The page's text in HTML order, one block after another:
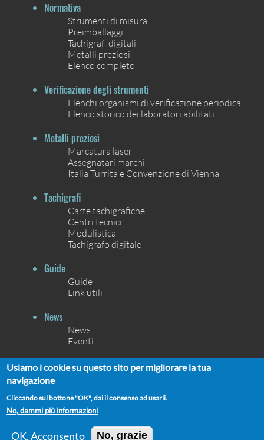
Normativa
Strumenti di misura
Preimballaggi
Tachigrafi digitali
Metalli preziosi
Elenco completo
Verificazione degli strumenti
Elenchi organismi di verificazione periodica
Elenco storico dei laboratori abilitati
Metalli preziosi
Marcatura laser
Assegnatari marchi
Italia Turrita e Convenzione di Vienna
Tachigrafi
Carte tachigrafiche
Centri tecnici
Modulistica
Tachigrafo digitale
Guide
Guide
Link utili
News
News
Eventi
Contatti
Usiamo i cookie su questo sito per migliorare la tua
navigazione
Cliccando sul bottone "OK", dai il consenso ad usarli.
No, dammi più informazioni
OK, Acconsento No, grazie